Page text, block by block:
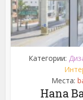
Категории:
Места:
Hana